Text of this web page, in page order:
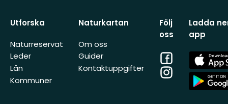
Utforska
Naturreservat
Leder
Län
Kommuner
Naturkartan
Om oss
Guider
Kontaktuppgifter
Följ
oss
Facebook
Instagram
Ladda
app
App
Store
App
Store